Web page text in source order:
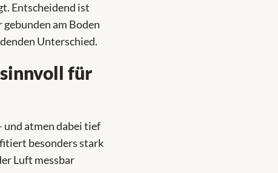
Entscheidend ist
am Boden
Unterschied.
für
atmen dabei tief
besonders stark
Luft messbar